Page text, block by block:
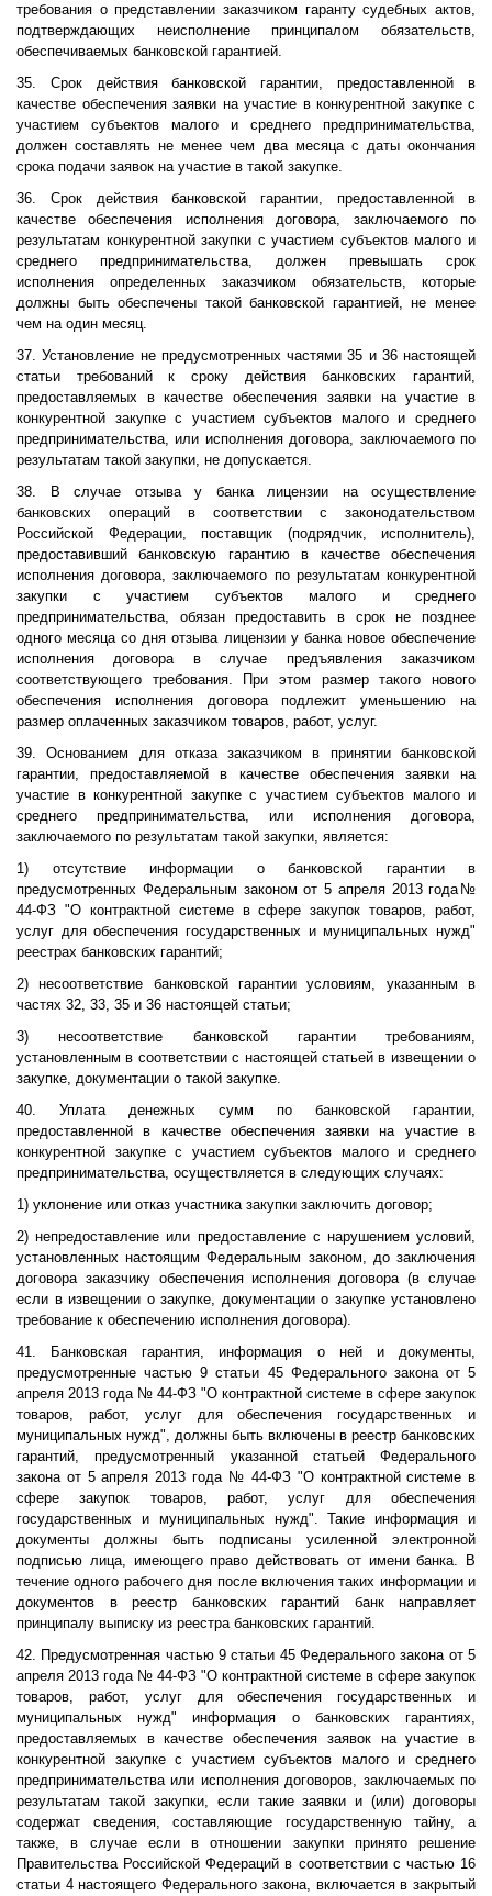
требования о представлении заказчиком гаранту судебных актов,
подтверждающих неисполнение принципалом обязательств,
обеспечиваемых банковской гарантией.
35. Срок действия банковской гарантии, предоставленной в
качестве обеспечения заявки на участие в конкурентной закупке с
участием субъектов малого и среднего предпринимательства,
должен составлять не менее чем два месяца с даты окончания
срока подачи заявок на участие в такой закупке.
36. Срок действия банковской гарантии, предоставленной в
качестве обеспечения исполнения договора, заключаемого по
результатам конкурентной закупки с участием субъектов малого и
среднего предпринимательства, должен превышать срок
исполнения определенных заказчиком обязательств, которые
должны быть обеспечены такой банковской гарантией, не менее
чем на один месяц.
37. Установление не предусмотренных частями 35 и 36 настоящей
статьи требований к сроку действия банковских гарантий,
предоставляемых в качестве обеспечения заявки на участие в
конкурентной закупке с участием субъектов малого и среднего
предпринимательства, или исполнения договора, заключаемого по
результатам такой закупки, не допускается.
38. В случае отзыва у банка лицензии на осуществление
банковских операций в соответствии с законодательством
Российской Федерации, поставщик (подрядчик, исполнитель),
предоставивший банковскую гарантию в качестве обеспечения
исполнения договора, заключаемого по результатам конкурентной
закупки с участием субъектов малого и среднего
предпринимательства, обязан предоставить в срок не позднее
одного месяца со дня отзыва лицензии у банка новое обеспечение
исполнения договора в случае предъявления заказчиком
соответствующего требования. При этом размер такого нового
обеспечения исполнения договора подлежит уменьшению на
размер оплаченных заказчиком товаров, работ, услуг.
39. Основанием для отказа заказчиком в принятии банковской
гарантии, предоставляемой в качестве обеспечения заявки на
участие в конкурентной закупке с участием субъектов малого и
среднего предпринимательства, или исполнения договора,
заключаемого по результатам такой закупки, является:
1) отсутствие информации о банковской гарантии в
предусмотренных Федеральным законом от 5 апреля 2013 года№
44-ФЗ "О контрактной системе в сфере закупок товаров, работ,
услуг для обеспечения государственных и муниципальных нужд"
реестрах банковских гарантий;
2) несоответствие банковской гарантии условиям, указанным в
частях 32, 33, 35 и 36 настоящей статьи;
3) несоответствие банковской гарантии требованиям,
установленным в соответствии с настоящей статьей в извещении о
закупке, документации о такой закупке.
40. Уплата денежных сумм по банковской гарантии,
предоставленной в качестве обеспечения заявки на участие в
конкурентной закупке с участием субъектов малого и среднего
предпринимательства, осуществляется в следующих случаях:
1) уклонение или отказ участника закупки заключить договор;
2) непредоставление или предоставление с нарушением условий,
установленных настоящим Федеральным законом, до заключения
договора заказчику обеспечения исполнения договора (в случае
если в извещении о закупке, документации о закупке установлено
требование к обеспечению исполнения договора).
41. Банковская гарантия, информация о ней и документы,
предусмотренные частью 9 статьи 45 Федерального закона от 5
апреля 2013 года № 44-ФЗ "О контрактной системе в сфере закупок
товаров, работ, услуг для обеспечения государственных и
муниципальных нужд", должны быть включены в реестр банковских
гарантий, предусмотренный указанной статьей Федерального
закона от 5 апреля 2013 года № 44-ФЗ "О контрактной системе в
сфере закупок товаров, работ, услуг для обеспечения
государственных и муниципальных нужд". Такие информация и
документы должны быть подписаны усиленной электронной
подписью лица, имеющего право действовать от имени банка. В
течение одного рабочего дня после включения таких информации и
документов в реестр банковских гарантий банк направляет
принципалу выписку из реестра банковских гарантий.
42. Предусмотренная частью 9 статьи 45 Федерального закона от 5
апреля 2013 года № 44-ФЗ "О контрактной системе в сфере закупок
товаров, работ, услуг для обеспечения государственных и
муниципальных нужд" информация о банковских гарантиях,
предоставляемых в качестве обеспечения заявок на участие в
конкурентной закупке с участием субъектов малого и среднего
предпринимательства или исполнения договоров, заключаемых по
результатам такой закупки, если такие заявки и (или) договоры
содержат сведения, составляющие государственную тайну, а
также, в случае если в отношении закупки принято решение
Правительства Российской Федераций в соответствии с частью 16
статьи 4 настоящего Федерального закона, включается в закрытый